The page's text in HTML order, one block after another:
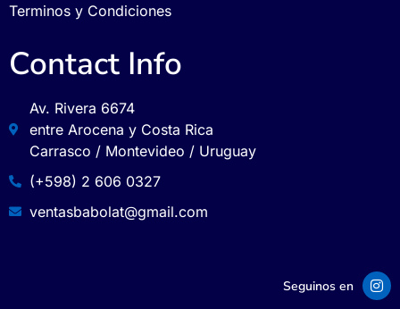
Terminos y Condiciones
Contact Info
Av. Rivera 6674
entre Arocena y Costa Rica
Carrasco / Montevideo / Uruguay
(+598) 2 606 0327
ventasbabolat@gmail.com
Seguinos en